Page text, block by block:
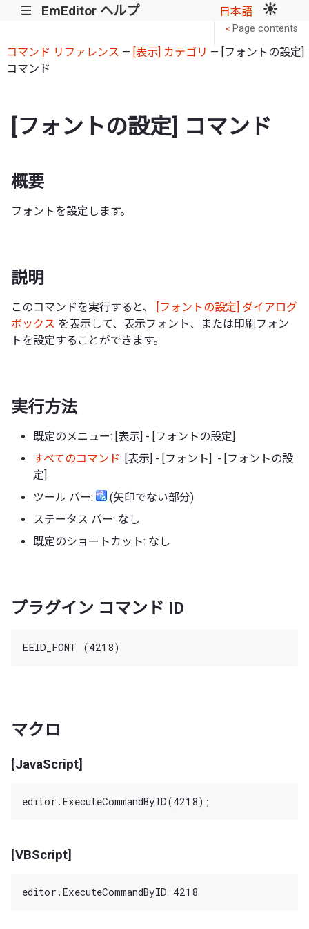
||| EmEditor ヘルプ 日本語
コマンド リファレンス — [表示] カテゴリ — [フォントの設定]
コマンド
[フォントの設定] コマンド
概要
フォントを設定します。
説明
このコマンドを実行すると、
[フォントの設定] ダイアログ
ボックス を表示して、表示フォント、または印刷フォン
トを設定することができます。
実行方法
既定のメニュー: [表示] - [フォントの設定]
すべてのコマンド: [表示] - [フォント] - [フォントの設
定]
ツール バー:
(矢印でない部分)
ステータス バー: なし
既定のショートカット: なし
プラグイン コマンド ID
マクロ
[JavaScript]
[VBScript]
< Page contents